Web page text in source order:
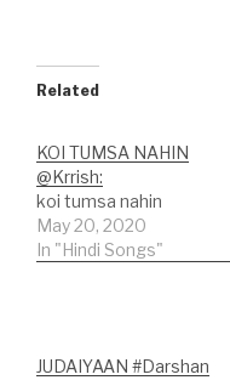
Related
KOI TUMSA NAHIN
@Krrish:
koi tumsa nahin
May 20, 2020
In "Hindi Songs"
JUDAIYAAN #Darshan